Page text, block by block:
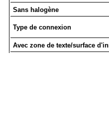
Sans halogène
Type de connexion
Avec zone de texte/surface